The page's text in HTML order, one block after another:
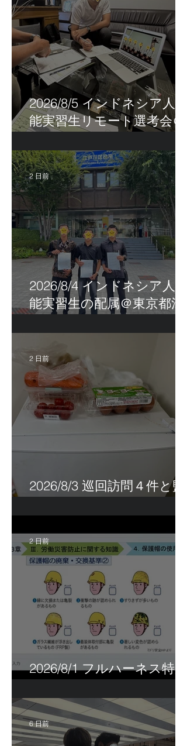
2026/8/5 インドネシア人技
能実習生リモート選考会＠
2026/8/4 インドネシア人技
能実習生の配属＠東京都江
2 日前
2026/8/3 巡回訪問４件と監
2 日前
2026/8/1 フルハーネス特別
2 日前
6 日前